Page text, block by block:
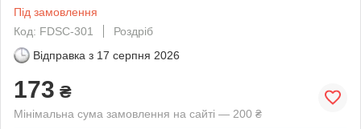
Під замовлення
Код: FDSC-301
Роздріб
Відправка з 17 серпня 2026
173 ₴
Мінімальна сума замовлення на сайті — 200 ₴